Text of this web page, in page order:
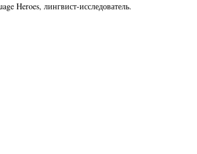
Heroes, лингвист-исследователь.